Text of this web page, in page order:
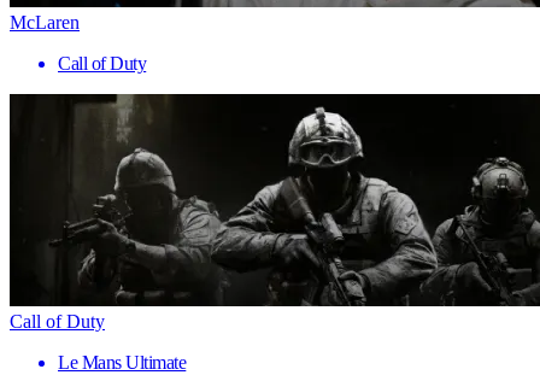
McLaren
Call of Duty
Call of Duty
Le Mans Ultimate